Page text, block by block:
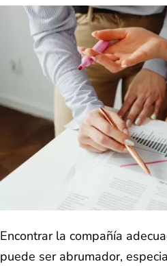
Encontrar la compañía
puede ser abrumador,